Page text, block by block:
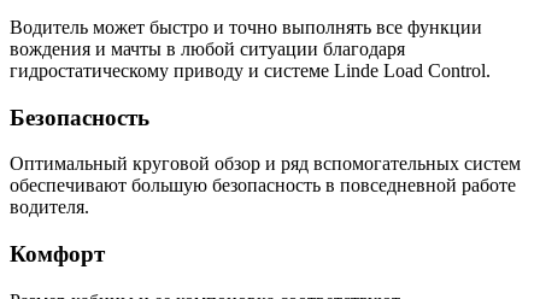
Водитель может быстро и точно выполнять все функции
вождения и мачты в любой ситуации благодаря
гидростатическому приводу и системе Linde Load Control.
Безопасность
Оптимальный круговой обзор и ряд вспомогательных систем
обеспечивают большую безопасность в повседневной работе
водителя.
Комфорт